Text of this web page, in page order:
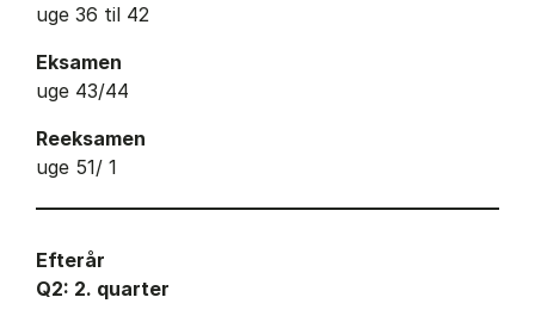
uge 36 til 42
Eksamen
uge 43/44
Reeksamen
uge 51/ 1
Efterår
Q2: 2. quarter